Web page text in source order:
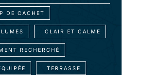
DE CACHET
CLAIR ET CALME
RECHERCHÉ
TERRASSE